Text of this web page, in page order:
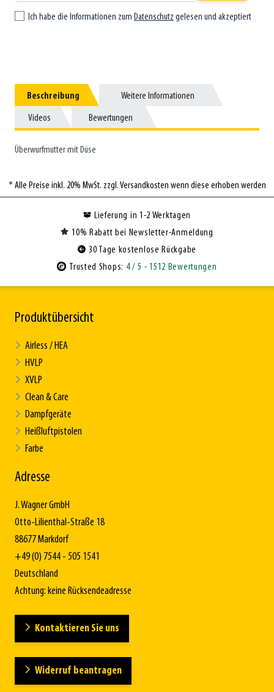
Ich habe die Informationen zum Datenschutz gelesen und akzeptiert
Beschreibung
Beschreibung Weitere Informationen
Weitere Informationen
Videos
Videos Bewertungen
Bewertungen
Überwurfmutter mit Düse
* Alle Preise inkl. 20% MwSt. zzgl. Versandkosten wenn diese erhoben werden
Lieferung in 1-2 Werktagen
10% Rabatt bei Newsletter-Anmeldung
30 Tage kostenlose Rückgabe
Trusted Shops: 4/ 5 - 1512 Bewertungen
Produktübersicht
Airless / HEA
HVLP
XVLP
Clean & Care
Dampfgeräte
Heißluftpistolen
Farbe
Adresse
J. Wagner GmbH
Otto-Lilienthal-Straße 18
88677 Markdorf
+49 (0) 7544 - 505 1541
Deutschland
Achtung: keine Rücksendeadresse
Kontaktieren Sie uns
Widerruf beantragen